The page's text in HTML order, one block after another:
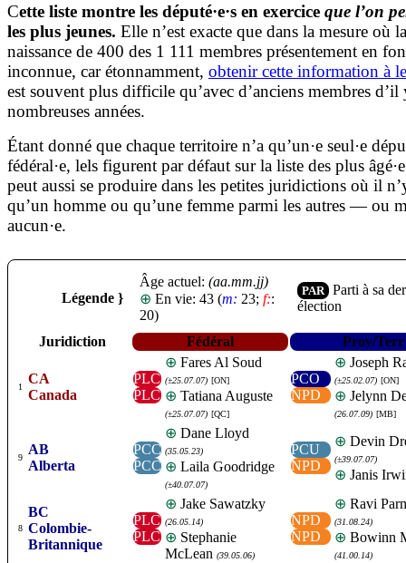
Cette liste montre les député·e·s en exercice que l’on
les plus jeunes. Elle n’est exacte que dans la mesure où
naissance de 400 des 1 111 membres présentement en
inconnue, car étonnamment, obtenir cette information à
est souvent plus difficile qu’avec d’anciens membres d’il
nombreuses années.
Étant donné que chaque territoire n’a qu’un·e seul·e
fédéral·e, lels figurent par défaut sur la liste des plus
peut aussi se produire dans les petites juridictions où il
qu’un homme ou qu’une femme parmi les autres — ou
aucun·e.
Légende }
Âge actuel: (aa.mm.jj)
⊕ En vie: 43 (m: 23; f::
20)
PAR Parti à sa
élection
Juridiction Fédéral Prov/Terr
1
CA
Canada
PLC
PLC
⊕ Fares Al Soud
(±25.07.07) [ON]
⊕ Tatiana Auguste
(±25.07.07) [QC]
PCO
NPD
⊕ Joseph
(±25.02.07) [ON]
⊕ Jelynn
(26.07.09) [MB]
9
AB
Alberta
PCC
PCC
⊕ Dane Lloyd
(35.05.23)
⊕ Laila Goodridge
(±40.07.07)
PCU
NPD
⊕ Devin
(±39.07.07)
⊕ Janis
8
BC
Colombie-
Britannique
PLC
PLC
⊕ Jake Sawatzky
(26.05.14)
⊕ Stephanie
McLean (39.05.06)
NPD
NPD
⊕ Ravi
(31.08.24)
⊕ Bowinn
(41.00.14)